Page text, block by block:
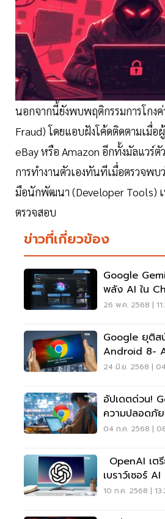
นอกจากนี้ยังพบพฤติกรรมการโกง
Fraud) โดยแอบฝังโค้ดติดตามเมื่อ
eBay หรือ Amazon อีกทั้งมัลแวร์
การทำงานตัวเองทันทีเมื่อตรวจพบ
มือนักพัฒนา (Developer Tools)
ตรวจสอบ
ข่าวที่เกี่ยวข้อง
Google
พลัง AI ใน
คิดเองได้
26 พ.ค. 2568 |
Google ยุติส
Android 8-
นี้
24 มิ.ย. 2568 |
อัปเดตด่วน!
ความปลอดภั
Chrome
04 ก.ค. 2568 |
OpenAI เต
เบราว์เซอร์
Chrome
10 ก.ค. 2568 |